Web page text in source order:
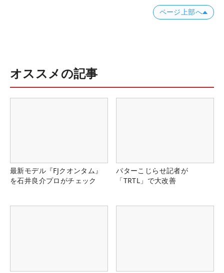
ページ上部へ
オススメの記事
最新モデル『FJクオンタム』
を石井良介プロがチェック
パターこじらせ記者が
「TRTL」で大改善